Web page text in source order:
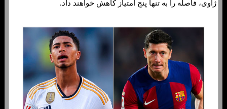
ژاوی، فاصله را به تنها پنج امتیاز کاهش خواهند داد.